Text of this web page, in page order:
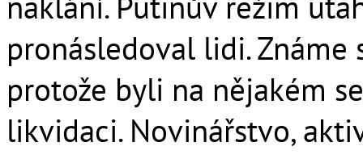
pronásledoval lidi.
protože byli na nějakém
likvidaci. Novinářstvo,